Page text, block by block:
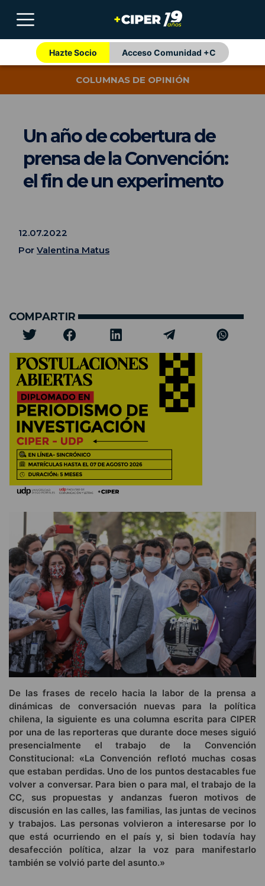
Hazte Socio Acceso Comunidad +C
COLUMNAS DE OPINIÓN
Un año de cobertura de
prensa de la Convención:
el fin de un experimento
12.07.2022
Por Valentina Matus
COMPARTIR
De las frases de recelo hacia la labor de la prensa a
dinámicas de conversación nuevas para la política
chilena, la siguiente es una columna escrita para CIPER
por una de las reporteras que durante doce meses siguió
presencialmente el trabajo de la Convención
Constitucional: «La Convención reflotó muchas cosas
que estaban perdidas. Uno de los puntos destacables fue
volver a conversar. Para bien o para mal, el trabajo de la
CC, sus propuestas y andanzas fueron motivos de
discusión en las calles, las familias, las juntas de vecinos
y trabajos. Las personas volvieron a interesarse por lo
que está ocurriendo en el país y, si bien todavía hay
desafección política, alzar la voz para manifestarlo
también se volvió parte del asunto.»